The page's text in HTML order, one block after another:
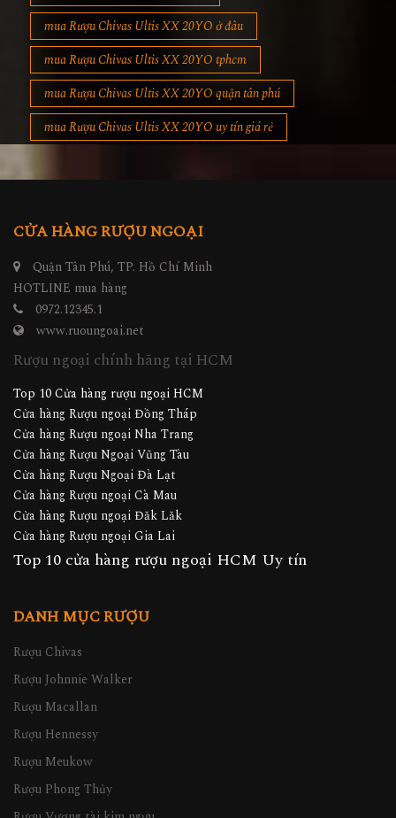
mua Rượu Chivas Ultis XX 20YO ở đâu
mua Rượu Chivas Ultis XX 20YO tphcm
mua Rượu Chivas Ultis XX 20YO quận tân phú
mua Rượu Chivas Ultis XX 20YO uy tín giá rẻ
CỬA HÀNG RƯỢU NGOẠI
Quận Tân Phú, TP. Hồ Chí Minh
HOTLINE mua hàng
0972.12345.1
www.ruoungoai.net
Rượu ngoại chính hãng tại HCM
Top 10 Cửa hàng rượu ngoại HCM
Cửa hàng Rượu ngoại Đồng Tháp
Cửa hàng Rượu ngoại Nha Trang
Cửa hàng Rượu Ngoại Vũng Tàu
Cửa hàng Rượu Ngoại Đà Lạt
Cửa hàng Rượu ngoại Cà Mau
Cửa hàng Rượu ngoại Đăk Lăk
Cửa hàng Rượu ngoại Gia Lai
Top 10 cửa hàng rượu ngoại HCM Uy tín
DANH MỤC RƯỢU
Rượu Chivas
Rượu Johnnie Walker
Rượu Macallan
Rượu Hennessy
Rượu Meukow
Rượu Phong Thủy